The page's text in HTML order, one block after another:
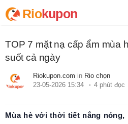
Riokupon
TOP 7 mặt nạ cấp ẩm mùa
suốt cả ngày
Riokupon.com in Rio chọn
23-05-2026 15:34
4 phút đọc
Mùa hè với thời tiết nắng nóng,